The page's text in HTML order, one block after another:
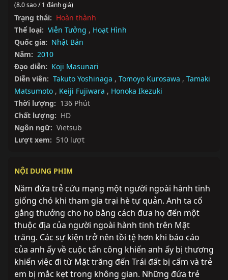
(8.0 sao / 1 đánh giá)
Trạng thái: Hoàn thành
Thể loại: Viễn Tưởng , Hoạt Hình
Quốc gia: Nhật Bản
Năm: 2010
Đạo diễn: Koji Masunari
Diễn viên: Takuto Yoshinaga , Tomoyo Kurosawa , Tamaki
Matsumoto , Keiji Fujiwara , Honoka Ikezuki
Thời lượng: 136 Phút
Chất lượng: HD
Ngôn ngữ: Vietsub
Lượt xem: 510 lượt
NỘI DUNG PHIM
Năm đứa trẻ cứu mạng một người ngoài hành tinh
giống chó khi tham gia trại hè tự quản. Anh ta cố
gắng thưởng cho họ bằng cách đưa họ đến một
thuộc địa của người ngoài hành tinh trên Mặt
trăng. Các sự kiện trở nên tồi tệ hơn khi báo cáo
của anh ấy về cuộc tấn công khiến anh ấy bị thương
khiến việc đi từ Mặt trăng đến Trái đất bị cấm và trẻ
em bị mắc kẹt trong không gian. Những đứa trẻ